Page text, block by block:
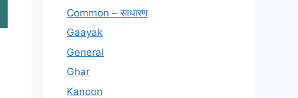
Common – साधारण
Gaayak
General
Ghar
Kanoon